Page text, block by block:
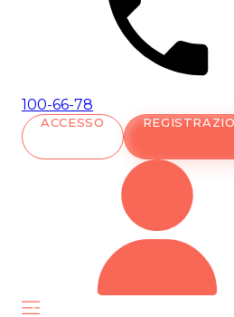
100-66-78
ACCESSO